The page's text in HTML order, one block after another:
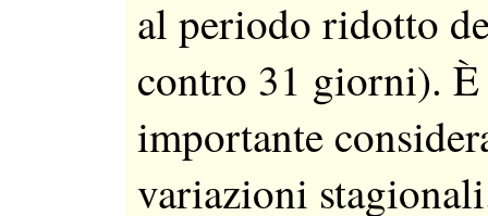
al periodo ridotto
contro 31 giorni).
importante
variazioni